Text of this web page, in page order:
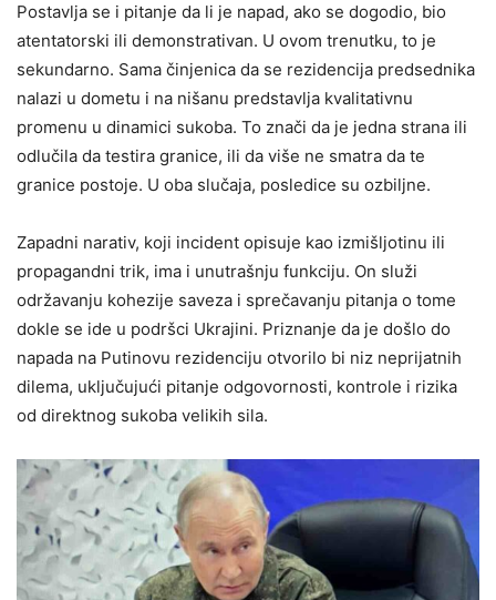
Postavlja se i pitanje da li je napad, ako se dogodio, bio
atentatorski ili demonstrativan. U ovom trenutku, to je
sekundarno. Sama činjenica da se rezidencija predsednika
nalazi u dometu i na nišanu predstavlja kvalitativnu
promenu u dinamici sukoba. To znači da je jedna strana ili
odlučila da testira granice, ili da više ne smatra da te
granice postoje. U oba slučaja, posledice su ozbiljne.
Zapadni narativ, koji incident opisuje kao izmišljotinu ili
propagandni trik, ima i unutrašnju funkciju. On služi
održavanju kohezije saveza i sprečavanju pitanja o tome
dokle se ide u podršci Ukrajini. Priznanje da je došlo do
napada na Putinovu rezidenciju otvorilo bi niz neprijatnih
dilema, uključujući pitanje odgovornosti, kontrole i rizika
od direktnog sukoba velikih sila.